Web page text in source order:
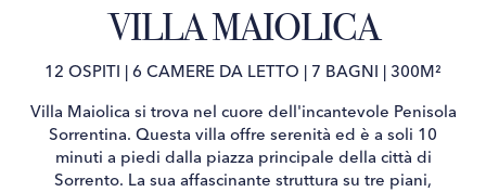
VILLA MAIOLICA
12 OSPITI 6 CAMERE DA LETTO 7 BAGNI 300M²
Villa Maiolica si trova nel cuore dell'incantevole Penisola
Sorrentina. Questa villa offre serenità ed è a soli 10
minuti a piedi dalla piazza principale della città di
Sorrento. La sua affascinante struttura su tre piani,